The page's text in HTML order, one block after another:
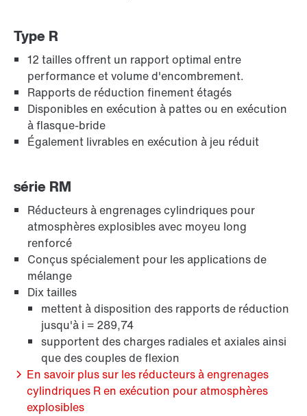
Module de diagnostic DUO
Type R
12 tailles offrent un rapport optimal entre
performance et volume d'encombrement.
Rapports de réduction finement étagés
Disponibles en exécution à pattes ou en exécution
à flasque-bride
Également livrables en exécution à jeu réduit
série RM
Réducteurs à engrenages cylindriques pour
atmosphères explosibles avec moyeu long
renforcé
Conçus spécialement pour les applications de
mélange
Dix tailles
mettent à disposition des rapports de réduction
jusqu'à i = 289,74
supportent des charges radiales et axiales ainsi
que des couples de flexion
En savoir plus sur les réducteurs à engrenages
cylindriques R en exécution pour atmosphères
explosibles